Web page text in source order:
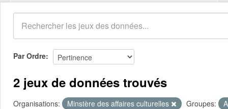
Organisations
Groupes
Demandes 0
À propos
Par Ordre
2 jeux de données trouvés
Organisations: Minstère des affaires culturelles Groupes: